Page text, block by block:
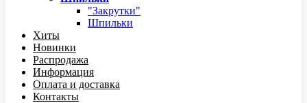
"Закрутки"
Шпильки
Хиты
Новинки
Распродажа
Информация
Оплата и доставка
Контакты